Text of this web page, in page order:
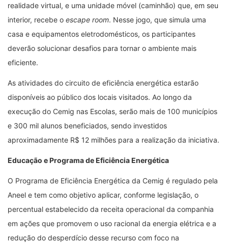
realidade virtual, e uma unidade móvel (caminhão) que, em seu
interior, recebe o escape room. Nesse jogo, que simula uma
casa e equipamentos eletrodomésticos, os participantes
deverão solucionar desafios para tornar o ambiente mais
eficiente.
As atividades do circuito de eficiência energética estarão
disponíveis ao público dos locais visitados. Ao longo da
execução do Cemig nas Escolas, serão mais de 100 municípios
e 300 mil alunos beneficiados, sendo investidos
aproximadamente R$ 12 milhões para a realização da iniciativa.
Educação e Programa de Eficiência Energética
O Programa de Eficiência Energética da Cemig é regulado pela
Aneel e tem como objetivo aplicar, conforme legislação, o
percentual estabelecido da receita operacional da companhia
em ações que promovem o uso racional da energia elétrica e a
redução do desperdício desse recurso com foco na